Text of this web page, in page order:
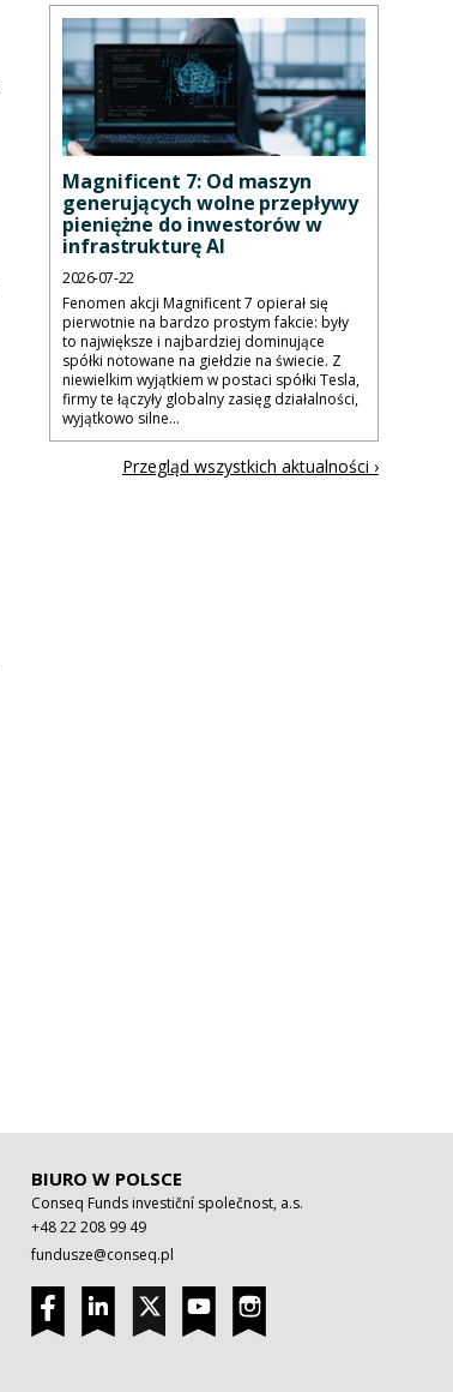
Magnificent 7: Od maszyn
generujących wolne przepływy
pieniężne do inwestorów w
infrastrukturę AI
2026-07-22
Fenomen akcji Magnificent 7 opierał się
pierwotnie na bardzo prostym fakcie: były
to największe i najbardziej dominujące
spółki notowane na giełdzie na świecie. Z
niewielkim wyjątkiem w postaci spółki Tesla,
firmy te łączyły globalny zasięg działalności,
wyjątkowo silne...
Przegląd wszystkich aktualności ›
BIURO W POLSCE
Conseq Funds investiční společnost, a.s.
+48 22 208 99 49
fundusze@conseq.pl